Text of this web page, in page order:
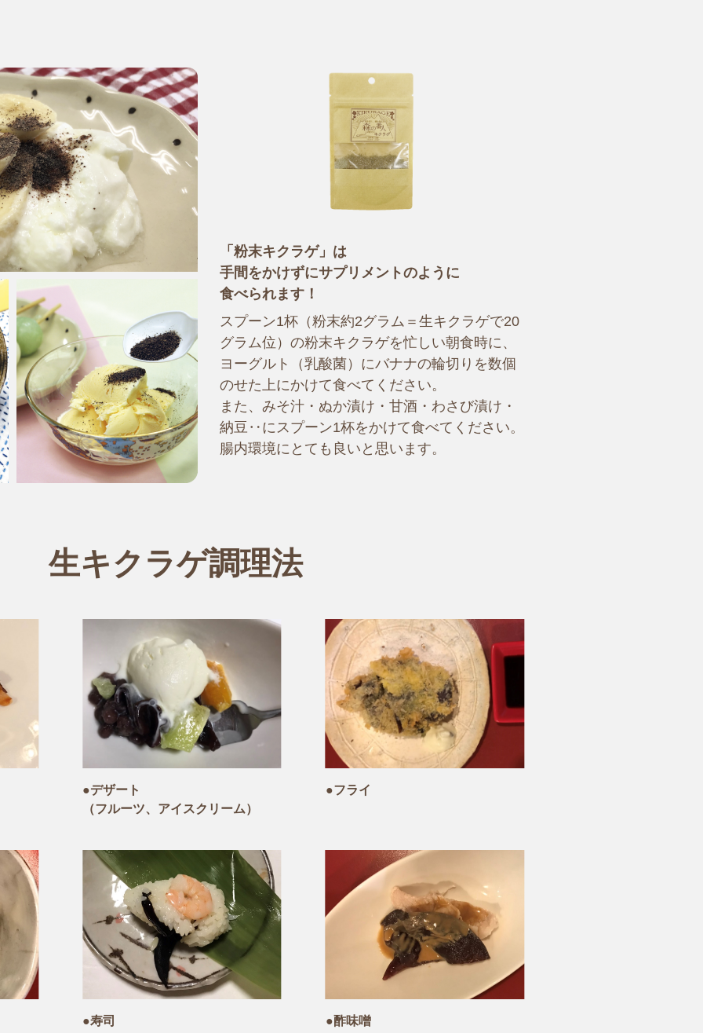
「粉末キクラゲ」は
手間をかけずにサプリメントのように
食べられます！
スプーン1杯（粉末約2グラム＝生キクラゲで20
グラム位）の粉末キクラゲを忙しい朝食時に、
ヨーグルト（乳酸菌）にバナナの輪切りを数個
のせた上にかけて食べてください。
また、みそ汁・ぬか漬け・甘酒・わさび漬け・
納豆‥にスプーン1杯をかけて食べてください。
腸内環境にとても良いと思います。
生キクラゲ調理法
●デザート
（フルーツ、アイスクリーム）
●フライ
●寿司 ●酢味噌